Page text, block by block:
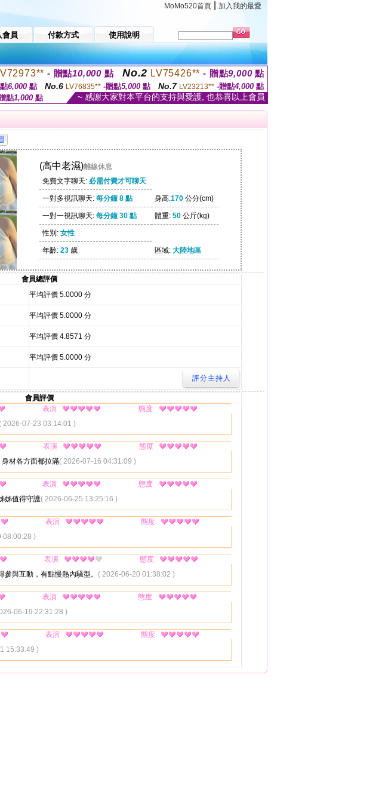
MoMo520首頁 加入我的最愛
會員 付款方式 使用說明
- 贈點10,000 點 No.2 LV75426** - 贈點9,000點
6,000點 No.6 LV76835** -贈點5,000點 No.7 LV23213** -贈點4,000點
點1,000點 ~ 感謝大家對本平台的支持與愛護, 也恭喜以上會員
(高中老濕)離線休息
免費文字聊天: 必需付費才可聊天
一對多視訊聊天: 每分鐘 8 點 身高:170公分(cm)
一對一視訊聊天: 每分鐘 30 點 體重: 50公斤(kg)
性別: 女性
年齡: 23歲 區域: 大陸地區
會員總評價
平均評價 5.0000 分
平均評價 5.0000 分
平均評價 4.8571 分
平均評價 5.0000 分
會員評價
表演
態度
2026-07-23 03:14:01 )
表演
態度
材各方面都拉滿( 2026-07-16 04:31:09 )
表演
態度
姊值得守護( 2026-06-25 13:25:16 )
表演
態度
08:00:28 )
表演
態度
參與互動，有點慢熱內騷型。 ( 2026-06-20 01:38:02 )
表演
態度
06-19 22:31:28 )
表演
態度
15:33:49 )